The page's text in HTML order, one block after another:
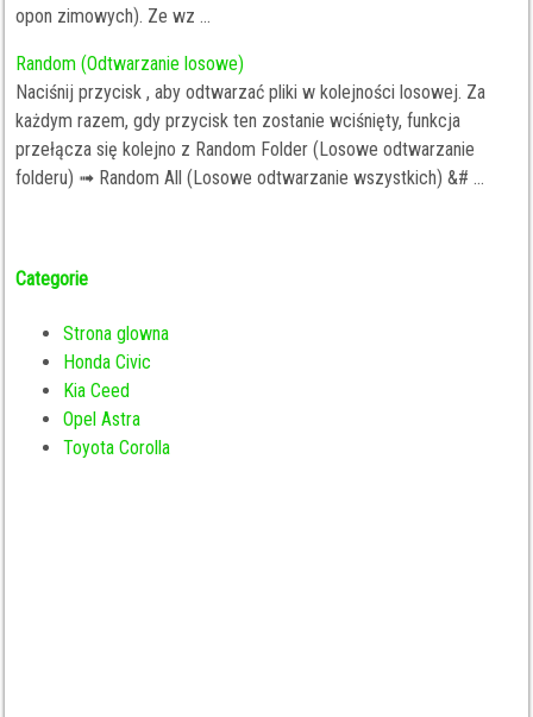
opon zimowych). Ze wz ...
Random (Odtwarzanie losowe)
Naciśnij przycisk , aby odtwarzać pliki w kolejności losowej. Za
każdym razem, gdy przycisk ten zostanie wciśnięty, funkcja
przełącza się kolejno z Random Folder (Losowe odtwarzanie
folderu) ➟ Random All (Losowe odtwarzanie wszystkich) &# ...
Categorie
Strona glowna
Honda Civic
Kia Ceed
Opel Astra
Toyota Corolla